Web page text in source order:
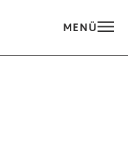
MENÜ